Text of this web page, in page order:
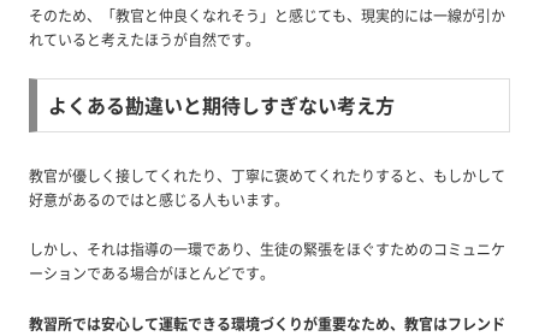
そのため、「教官と仲良くなれそう」と感じても、現実的には一線が引か
れていると考えたほうが自然です。
よくある勘違いと期待しすぎない考え方
教官が優しく接してくれたり、丁寧に褒めてくれたりすると、もしかして
好意があるのではと感じる人もいます。
しかし、それは指導の一環であり、生徒の緊張をほぐすためのコミュニケ
ーションである場合がほとんどです。
教習所では安心して運転できる環境づくりが重要なため、教官はフレンド